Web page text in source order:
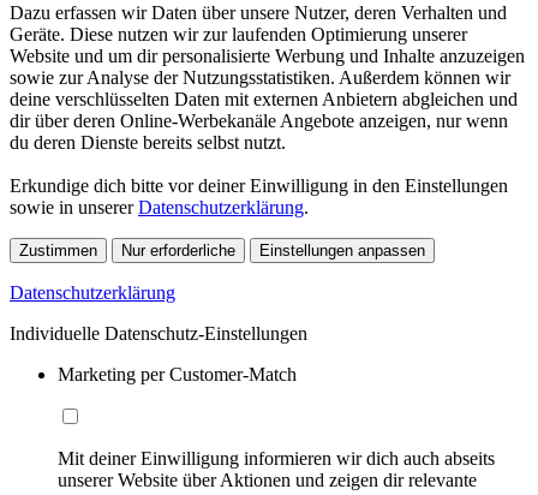
Dazu erfassen wir Daten über unsere Nutzer, deren Verhalten und
Geräte. Diese nutzen wir zur laufenden Optimierung unserer
Website und um dir personalisierte Werbung und Inhalte anzuzeigen
sowie zur Analyse der Nutzungsstatistiken. Außerdem können wir
deine verschlüsselten Daten mit externen Anbietern abgleichen und
dir über deren Online-Werbekanäle Angebote anzeigen, nur wenn
du deren Dienste bereits selbst nutzt.
Erkundige dich bitte vor deiner Einwilligung in den Einstellungen
sowie in unsererDatenschutzerklärung.
Zustimmen Nur erforderliche Einstellungen anpassen
Datenschutzerklärung
Individuelle Datenschutz-Einstellungen
Marketing per Customer-Match
Mit deiner Einwilligung informieren wir dich auch abseits
unserer Website über Aktionen und zeigen dir relevante